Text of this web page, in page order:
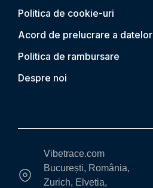
Politica de cookie-uri
Acord de prelucrare a datelor
Politica de rambursare
Despre noi
Vibetrace.com
București, România,
Zurich, Elvetia,